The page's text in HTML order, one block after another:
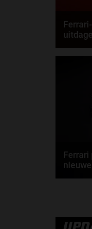
Lewis
1. Toch
Ferrari
doorJarlo